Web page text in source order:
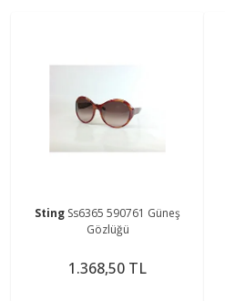
Sting Ss6365 590761 Güneş
Gözlüğü
1.368,50 TL